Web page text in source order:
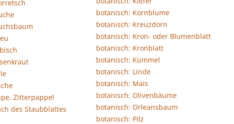
Zitterpappel
des Staubblattes
botanisch: Kornblume
botanisch: Kreuzdorn
botanisch: Kron- oder Blumenblatt
botanisch: Kronblatt
botanisch: Kümmel
botanisch: Linde
botanisch: Mais
botanisch: Olivenbäume
botanisch: Orleansbaum
botanisch: Pilz